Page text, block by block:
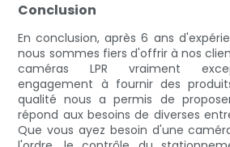
Conclusion
En conclusion, après 6 ans
nous sommes fiers d'offrir à nos
caméras LPR vraiment
engagement à fournir des
qualité nous a permis de
répond aux besoins de diverses
Que vous ayez besoin d'une